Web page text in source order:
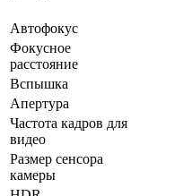
Автофокус
Фокусное
расстояние
Вспышка
Апертура
Частота кадров для
видео
Размер сенсора
камеры